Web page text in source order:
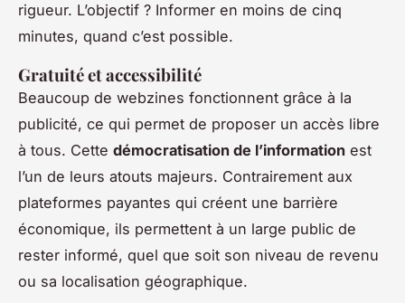
rigueur. L’objectif ? Informer en moins de cinq
minutes, quand c’est possible.
Gratuité et accessibilité
Beaucoup de webzines fonctionnent grâce à la
publicité, ce qui permet de proposer un accès libre
à tous. Cette démocratisation de l’information est
l’un de leurs atouts majeurs. Contrairement aux
plateformes payantes qui créent une barrière
économique, ils permettent à un large public de
rester informé, quel que soit son niveau de revenu
ou sa localisation géographique.